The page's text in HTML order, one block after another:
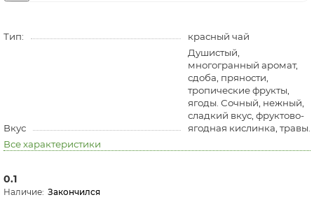
Тип: красный чай
Вкус
Душистый,
многогранный аромат,
сдоба, пряности,
тропические фрукты,
ягоды. Сочный, нежный,
сладкий вкус, фруктово-
ягодная кислинка, травы.
Все характеристики
0.1
Закончился